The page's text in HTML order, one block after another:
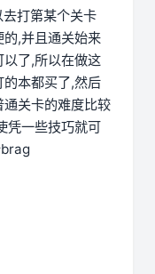
打第某个关卡
,并且通关始来
了,所以在做这
本都买了,然后
关卡的难度比较
凭一些技巧就可